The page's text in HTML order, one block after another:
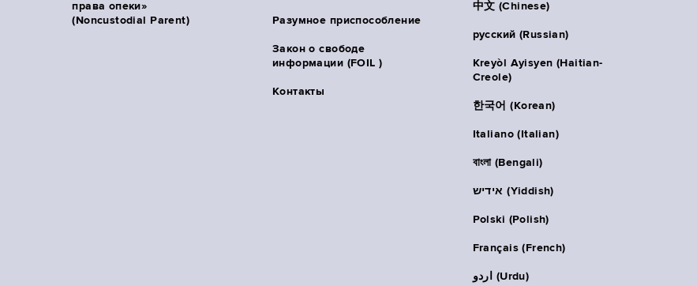
права опеки»
(Noncustodial Parent)
Разумное приспособление
Закон о свободе
информации (FOIL )
Контакты
中文 (Chinese)
русский (Russian)
Kreyòl Ayisyen (Haitian-
Creole)
한국어 (Korean)
Italiano (Italian)
বাংলা (Bengali)
אידיש (Yiddish)
Polski (Polish)
Français (French)
اردو (Urdu)